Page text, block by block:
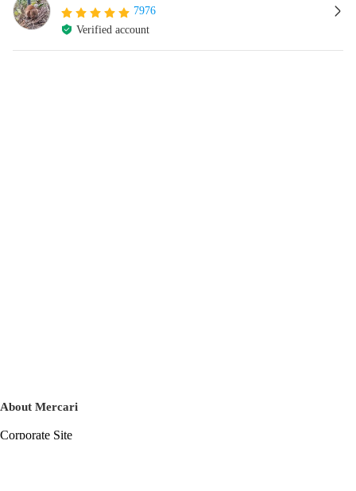
7976
Verified account
About Mercari
Corporate Site